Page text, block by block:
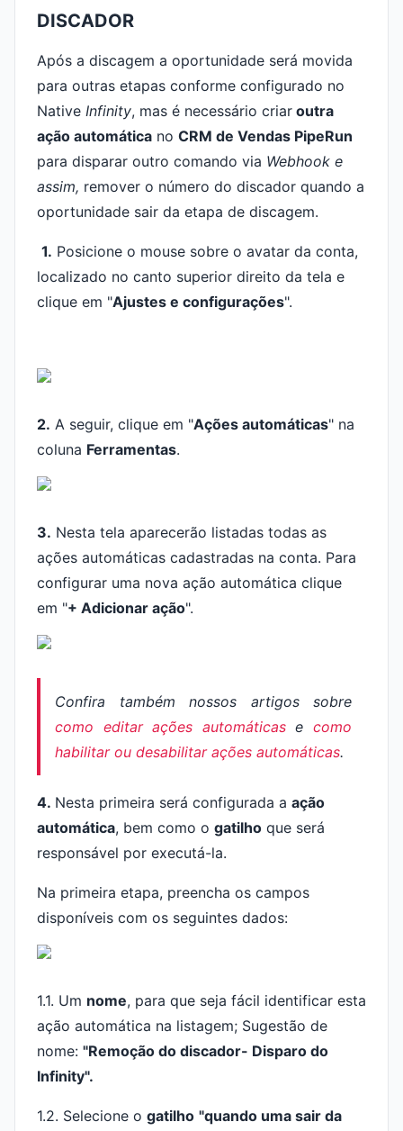
DISCADOR
Após a discagem a oportunidade será movida
para outras etapas conforme configurado no
Native Infinity, mas é necessário criar outra
ação automática no CRM de Vendas PipeRun
para disparar outro comando via Webhook e
assim, remover o número do discador quando a
oportunidade sair da etapa de discagem.
1. Posicione o mouse sobre o avatar da conta,
localizado no canto superior direito da tela e
clique em "Ajustes e configurações".
2. A seguir, clique em "Ações automáticas" na
coluna Ferramentas.
3. Nesta tela aparecerão listadas todas as
ações automáticas cadastradas na conta. Para
configurar uma nova ação automática clique
em "+ Adicionar ação".
Confira também nossos artigos sobre
como editar ações automáticasecomo
habilitar ou desabilitar ações automáticas.
4. Nesta primeira será configurada a ação
automática, bem como o gatilho que será
responsável por executá-la.
Na primeira etapa, preencha os campos
disponíveis com os seguintes dados:
1.1. Um nome, para que seja fácil identificar esta
ação automática na listagem; Sugestão de
nome: "Remoção do discador- Disparo do
Infinity".
1.2. Selecione o gatilho "quando uma sair da